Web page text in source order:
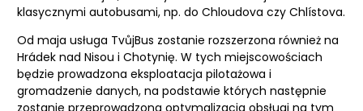
klasycznymi autobusami, np. do Chloudova czy Chlístova.
Od maja usługa TvůjBus zostanie rozszerzona również na
Hrádek nad Nisou i Chotynię. W tych miejscowościach
będzie prowadzona eksploatacja pilotażowa i
gromadzenie danych, na podstawie których następnie
zostanie przeprowadzona optymalizacja obsługi na tym